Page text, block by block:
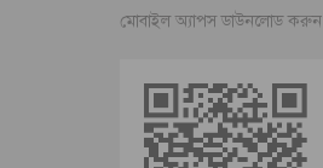
মোবাইল অ্যাপস ডাউনলোড করুন